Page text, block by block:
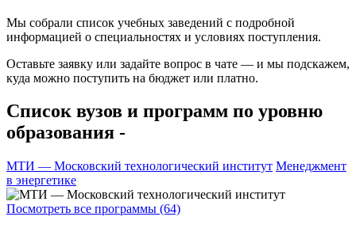
Мы собрали список учебных заведений с подробной
информацией о специальностях и условиях поступления.
Оставьте заявку или задайте вопрос в чате — и мы подскажем,
куда можно поступить на бюджет или платно.
Список вузов и программ по уровню
образования -
МТИ — Московский технологический институт Менеджмент
в энергетике
Посмотреть все программы (64)